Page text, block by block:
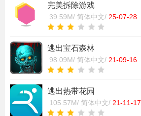
完美拆除游戏
39.59M/ 简体中文/ 25-07-28
逃出宝石森林
98.09M/ 简体中文/ 21-09-16
逃出热带花园
105.57M/ 简体中文/ 21-11-17